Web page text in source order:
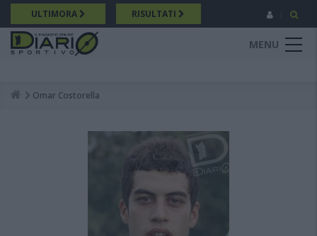
Salta
al
contenuto
principale
ULTIMORA RISULTATI
MENU
Breadcrumb
Omar Costorella